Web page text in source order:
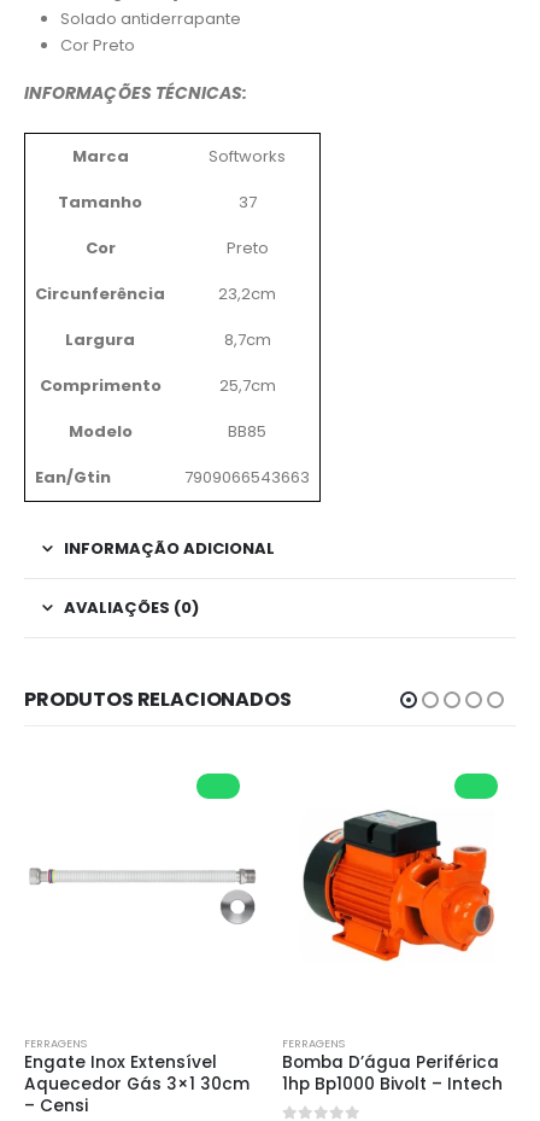
Solado antiderrapante
Cor Preto
INFORMAÇÕES TÉCNICAS:
Marca
Softworks
Tamanho
37
Cor
Preto
Circunferência
23,2cm
Largura
8,7cm
Comprimento
25,7cm
Modelo
BB85
Ean/Gtin
7909066543663
INFORMAÇÃO ADICIONAL
AVALIAÇÕES (0)
PRODUTOS RELACIONADOS
FERRAGENS
Engate Inox Extensível
Aquecedor Gás 3×1 30cm
– Censi
FERRAGENS
Bomba D’água Periférica
1hp Bp1000 Bivolt – Intech